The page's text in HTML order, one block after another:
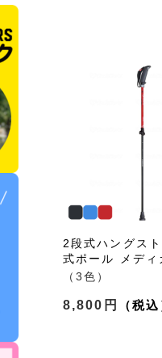
2段式ハングス
式ポール メディ
（3色）
8,800円